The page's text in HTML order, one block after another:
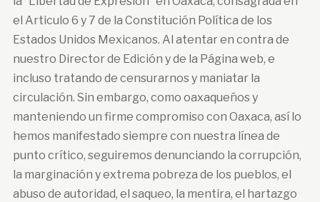
el Articulo 6 y 7 de la Constitución Política de los
Estados Unidos Mexicanos. Al atentar en contra de
nuestro Director de Edición y de la Página web, e
incluso tratando de censurarnos y maniatar la
circulación. Sin embargo, como oaxaqueños y
manteniendo un firme compromiso con Oaxaca, así lo
hemos manifestado siempre con nuestra línea de
punto crítico, seguiremos denunciando la corrupción,
la marginación y extrema pobreza de los pueblos, el
abuso de autoridad, el saqueo, la mentira, el hartazgo